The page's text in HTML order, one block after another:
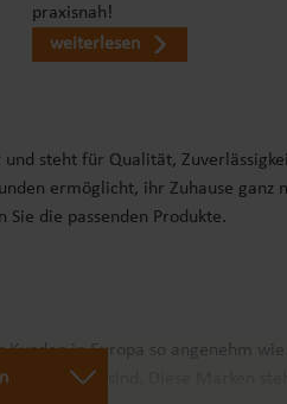
praxisnah!
weiterlesen
steht für Qualität,
ermöglicht, ihr Zuhause ganz
die passenden Produkte.
in Europa so angenehm
sind. Diese Marken